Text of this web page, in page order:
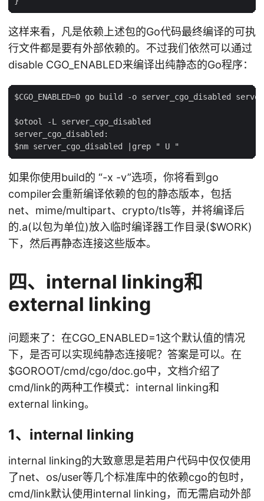
这样来看，凡是依赖上述包的Go代码最终编译的可执
行文件都是要有外部依赖的。不过我们依然可以通过
disable CGO_ENABLED来编译出纯静态的Go程序：
$CGO_ENABLED=0 go build -o server_cgo_disabled
$otool -L server_cgo_disabled
server_cgo_disabled:
如果你使用build的 “-x -v”选项，你将看到go
compiler会重新编译依赖的包的静态版本，包括
net、mime/multipart、crypto/tls等，并将编译后
的.a(以包为单位)放入临时编译器工作目录($WORK)
下，然后再静态连接这些版本。
四、internal linking和
external linking
问题来了：在CGO_ENABLED=1这个默认值的情况
下，是否可以实现纯静态连接呢？答案是可以。在
$GOROOT/cmd/cgo/doc.go中，文档介绍了
cmd/link的两种工作模式：internal linking和
external linking。
1、internal linking
internal linking的大致意思是若用户代码中仅仅使用
了net、os/user等几个标准库中的依赖cgo的包时，
cmd/link默认使用internal linking，而无需启动外部